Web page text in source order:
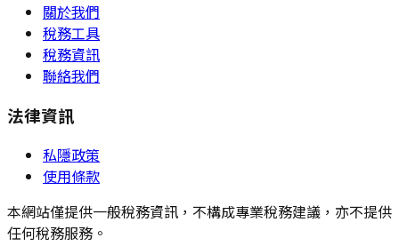
關於我們
稅務工具
稅務資訊
聯絡我們
法律資訊
私隱政策
使用條款
本網站僅提供一般稅務資訊，不構成專業稅務建議，亦不提供
任何稅務服務。